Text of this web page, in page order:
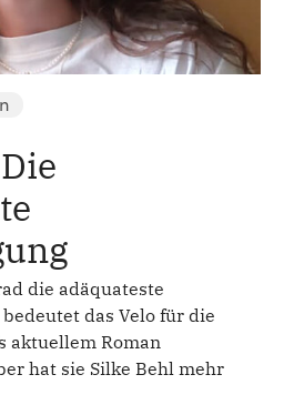
die adäquateste
das Velo für die
aktuellem Roman
hat sie Silke Behl mehr